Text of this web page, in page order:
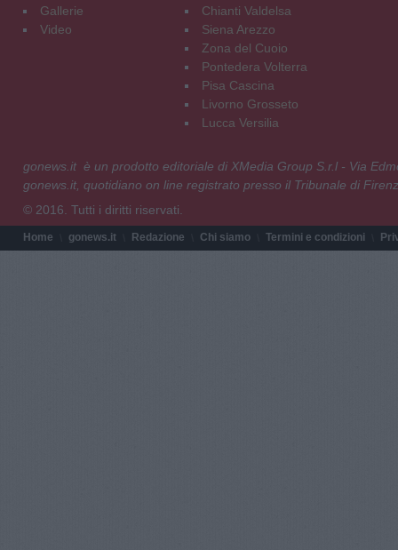
Gallerie
Video
Chianti Valdelsa
Siena Arezzo
Zona del Cuoio
Pontedera Volterra
Pisa Cascina
Livorno Grosseto
Lucca Versilia
gonews.it è un prodotto editoriale di XMedia Group S.r.l - Via
gonews.it, quotidiano on line registrato presso il Tribunale di
© 2016. Tutti i diritti riservati.
Home gonews.it Redazione Chi siamo Termini e condizioni